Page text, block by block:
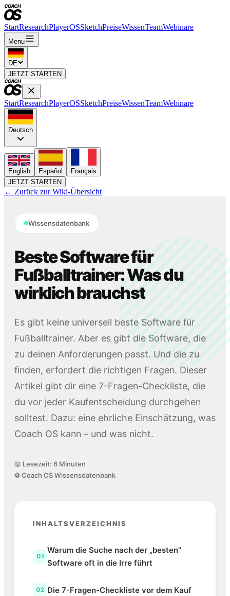
StartResearchPlayerOSSketchPreiseWissenTeamWebinare
Menu
DE
JETZT STARTEN
StartResearchPlayerOSSketchPreiseWissenTeamWebinare
Deutsch
English Español
Français
JETZT STARTEN
← Zurück zur Wiki-Übersicht
Wissensdatenbank
Beste Software für
Fußballtrainer: Was du
wirklich brauchst
Es gibt keine universell beste Software für
Fußballtrainer. Aber es gibt die Software, die
zu deinen Anforderungen passt. Und die zu
finden, erfordert die richtigen Fragen. Dieser
Artikel gibt dir eine 7-Fragen-Checkliste, die
du vor jeder Kaufentscheidung durchgehen
solltest. Dazu: eine ehrliche Einschätzung, was
Coach OS kann – und was nicht.
📖 Lesezeit: 6 Minuten
⚽ Coach OS Wissensdatenbank
INHALTSVERZEICHNIS
01
Warum die Suche nach der „besten"
Software oft in die Irre führt
02 Die 7-Fragen-Checkliste vor dem Kauf